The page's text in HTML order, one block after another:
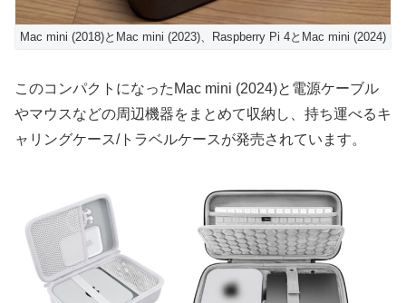
Mac mini (2018)とMac mini (2023)、Raspberry Pi 4とMac mini (2024)
このコンパクトになったMac mini (2024)と電源ケーブル
やマウスなどの周辺機器をまとめて収納し、持ち運べるキ
ャリングケース/トラベルケースが発売されています。